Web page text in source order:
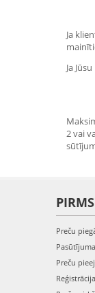
Ja
Ja
2 vai
Preču
Preču